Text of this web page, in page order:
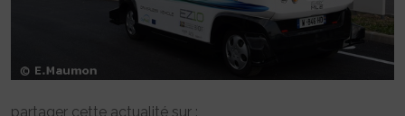
partager cette actualité sur :